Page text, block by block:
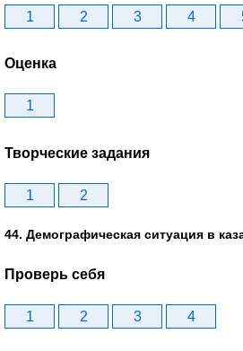
1 2 3 4
Оценка
1
Творческие задания
1 2
44. Демографическая ситуация в
Проверь себя
1 2 3 4